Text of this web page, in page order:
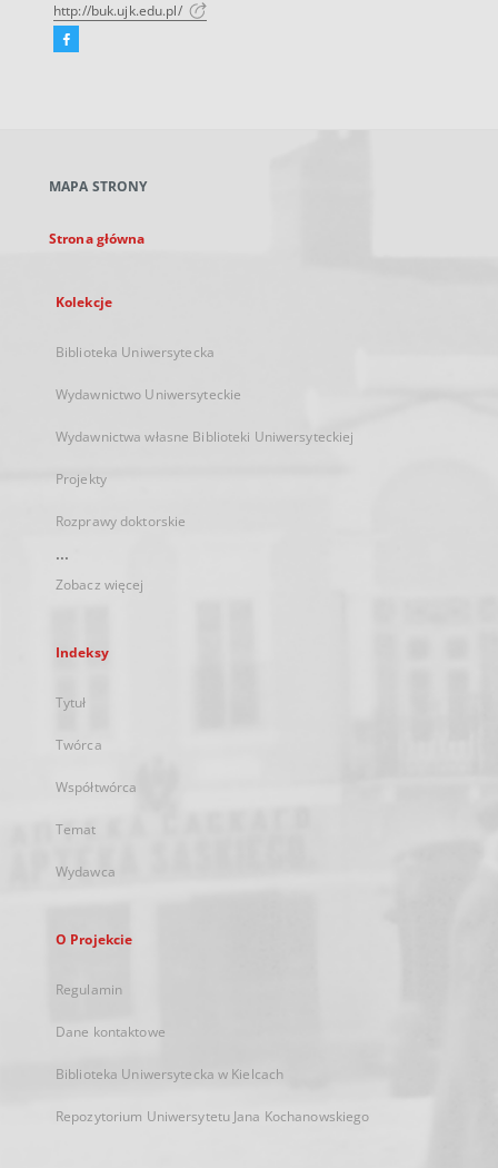
http://buk.ujk.edu.pl/
Facebook
karcie
MAPA STRONY
Strona główna
Kolekcje
Biblioteka Uniwersytecka
Wydawnictwo Uniwersyteckie
Wydawnictwa własne Biblioteki Uniwersyteckiej
Projekty
Rozprawy doktorskie
...
Zobacz więcej
Indeksy
Tytuł
Twórca
Współtwórca
Temat
Wydawca
O Projekcie
Regulamin
Dane kontaktowe
Biblioteka Uniwersytecka w Kielcach
Repozytorium Uniwersytetu Jana Kochanowskiego